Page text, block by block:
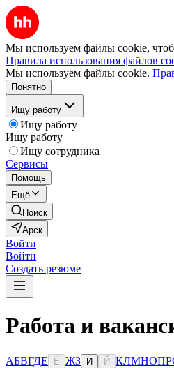
Мы используем файлы cookie,
Правила использования файлов
Мы используем файлы cookie.
Понятно
Ищу работу
Ищу работу
Ищу работу
Ищу сотрудника
Сервисы
Помощь
Ещё
Поиск
Арск
Войти
Войти
Создать резюме
Работа и
АБВГДЕ Ё ЖЗ И Й КЛМНОПР